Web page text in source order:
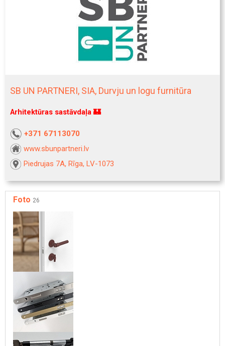
SB UN PARTNERI, SIA, Durvju un logu furnitūra
Arhitektūras sastāvdaļa 🏰
+371 67113070
www.sbunpartneri.lv
Piedrujas 7A, Rīga, LV-1073
Foto 26